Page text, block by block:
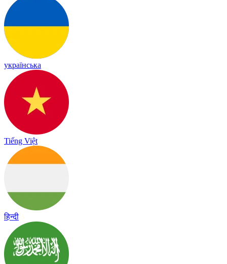
українська
Tiếng Việt
हिन्दी